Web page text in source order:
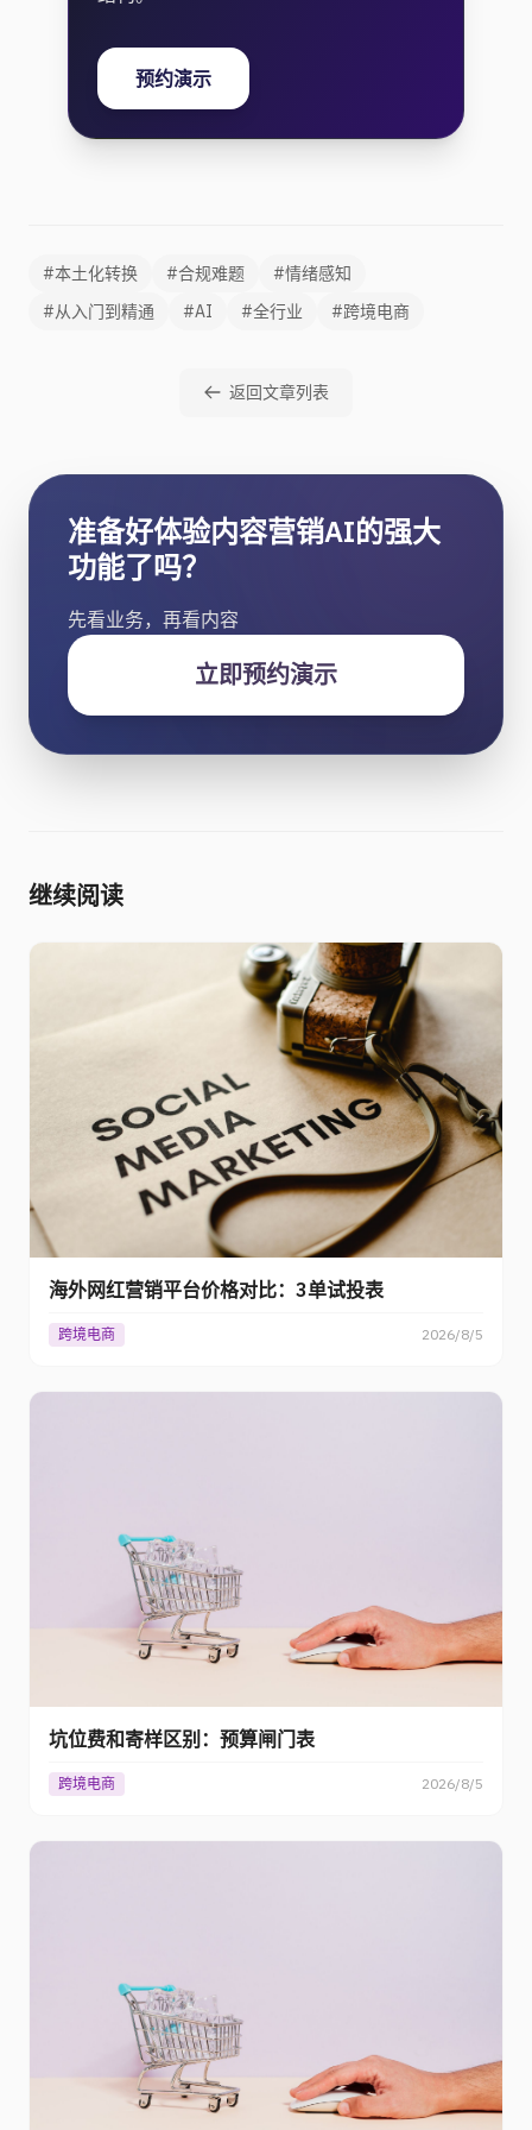
预约演示
#本土化转换 #合规难题
#情绪感知
#从入门到精通
#AI #全行业 #跨境电商
返回文章列表
准备好体验内容营销AI的强大
功能了吗？
先看业务，再看内容
立即预约演示
继续阅读
海外网红营销平台价格对比：3单试投表
跨境电商 2026/8/5
坑位费和寄样区别：预算闸门表
跨境电商 2026/8/5